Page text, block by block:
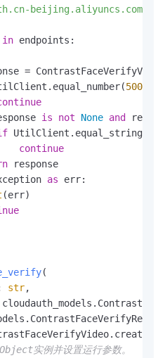
beijing.aliyuncs.com'
in endpoints:
=
500
is not None and
UtilClient.equal_string(
continue
response
as err:
(err)
(
str,
实例并设置运行参数。